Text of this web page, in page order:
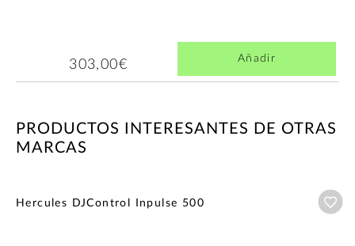
303,00€ Añadir
PRODUCTOS INTERESANTES DE OTRAS
MARCAS
Hercules DJControl Inpulse 500